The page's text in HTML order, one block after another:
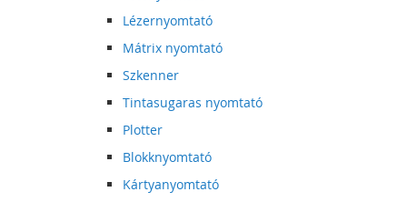
Lézernyomtató
Mátrix nyomtató
Szkenner
Tintasugaras nyomtató
Plotter
Blokknyomtató
Kártyanyomtató